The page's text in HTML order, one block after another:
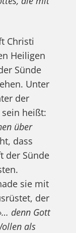
Christi
Heiligen
Sünde
Unter
der
sein heißt:
über
dass
der Sünde
sie mit
der
denn Gott
als